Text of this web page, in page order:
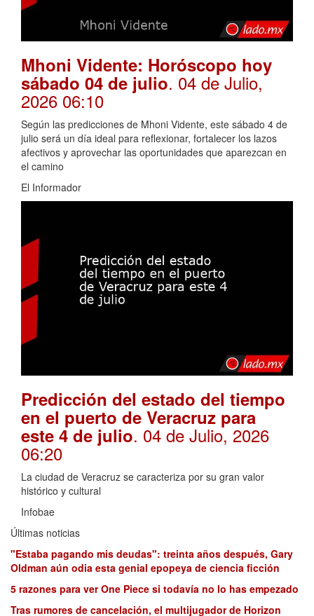
Mhoni Vidente: Horóscopo hoy
sábado 04 de julio. 04 de Julio,
2026 06:10
Según las predicciones de Mhoni Vidente, este sábado 4 de
julio será un día ideal para reflexionar, fortalecer los lazos
afectivos y aprovechar las oportunidades que aparezcan en
el camino
El Informador
Predicción del estado del tiempo
en el puerto de Veracruz para
este 4 de julio. 04 de Julio, 2026
06:20
La ciudad de Veracruz se caracteriza por su gran valor
histórico y cultural
Infobae
Últimas noticias
"Estaba pagando mis deudas": treinta años después, Gary
Oldman aún odia esta genial epopeya de ciencia ficción
5 razones para ver One Piece si todavía no lo has empezado
Tras rumores de cancelación, el multijugador de Horizon